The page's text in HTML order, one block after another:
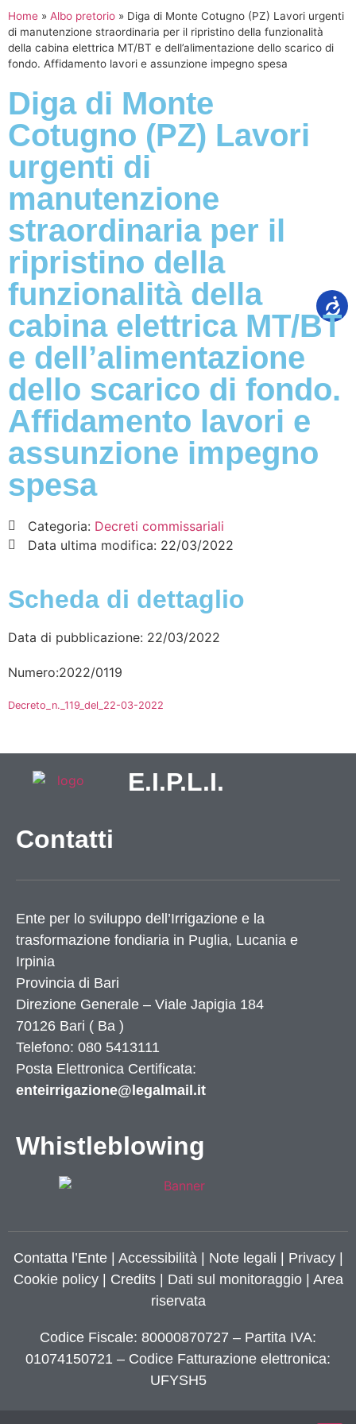
Home » Albo pretorio » Diga di Monte Cotugno (PZ) Lavori urgenti
di manutenzione straordinaria per il ripristino della funzionalità
della cabina elettrica MT/BT e dell’alimentazione dello scarico di
fondo. Affidamento lavori e assunzione impegno spesa
Diga di Monte
Cotugno (PZ) Lavori
urgenti di
manutenzione
straordinaria per il
ripristino della
funzionalità della
cabina elettrica MT/BT
e dell’alimentazione
dello scarico di fondo.
Affidamento lavori e
assunzione impegno
spesa
Categoria: Decreti commissariali
Data ultima modifica: 22/03/2022
Scheda di dettaglio
Data di pubblicazione: 22/03/2022
Numero:2022/0119
Decreto_n._119_del_22-03-2022
E.I.P.L.I.
Contatti
Ente per lo sviluppo dell’Irrigazione e la
trasformazione fondiaria in Puglia, Lucania e
Irpinia
Provincia di Bari
Direzione Generale – Viale Japigia 184
70126 Bari ( Ba )
Telefono: 080 5413111
Posta Elettronica Certificata:
enteirrigazione@legalmail.it
Whistleblowing
Contatta l’Ente| Accessibilità | Note legali | Privacy|
Cookie policy| Credits| Dati sul monitoraggio | Area
riservata
Codice Fiscale: 80000870727 – Partita IVA:
01074150721 – Codice Fatturazione elettronica:
UFYSH5